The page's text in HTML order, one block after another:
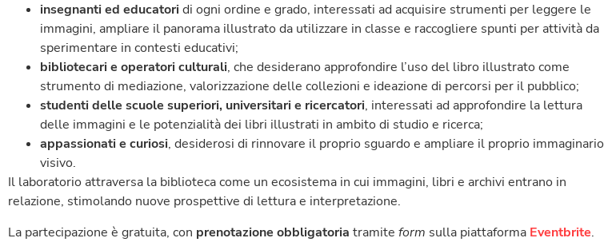
insegnanti ed educatoridi ogni ordine e grado, interessati ad acquisire strumenti per leggere le
immagini, ampliare il panorama illustrato da utilizzare in classe e raccogliere spunti per attività da
sperimentare in contesti educativi;
bibliotecari e operatori culturali, che desiderano approfondire l’uso del libro illustrato come
strumento di mediazione, valorizzazione delle collezioni e ideazione di percorsi per il pubblico;
studenti delle scuole superiori, universitari e ricercatori, interessati ad approfondire la lettura
delle immagini e le potenzialità dei libri illustrati in ambito di studio e ricerca;
appassionati e curiosi, desiderosi di rinnovare il proprio sguardo e ampliare il proprio immaginario
visivo.
Il laboratorio attraversa la biblioteca come un ecosistema in cui immagini, libri e archivi entrano in
relazione, stimolando nuove prospettive di lettura e interpretazione.
La partecipazione è gratuita, con prenotazione obbligatoria tramite form sulla piattaforma Eventbrite.